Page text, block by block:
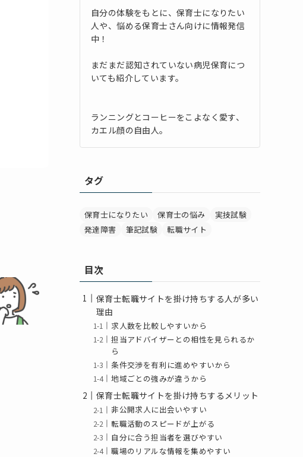
自分の体験をもとに、保育士になりたい
人や、悩める保育士さん向けに情報発信
中！
まだまだ認知されていない病児保育につ
いても紹介しています。
ランニングとコーヒーをこよなく愛す、
カエル顔の自由人。
タグ
保育士になりたい 保育士の悩み
実技試験
発達障害
筆記試験 転職サイト
目次
保育士転職サイトを掛け持ちする人が多い
理由
求人数を比較しやすいから
担当アドバイザーとの相性を見られるか
ら
条件交渉を有利に進めやすいから
地域ごとの強みが違うから
保育士転職サイトを掛け持ちするメリット
非公開求人に出会いやすい
転職活動のスピードが上がる
自分に合う担当者を選びやすい
職場のリアルな情報を集めやすい